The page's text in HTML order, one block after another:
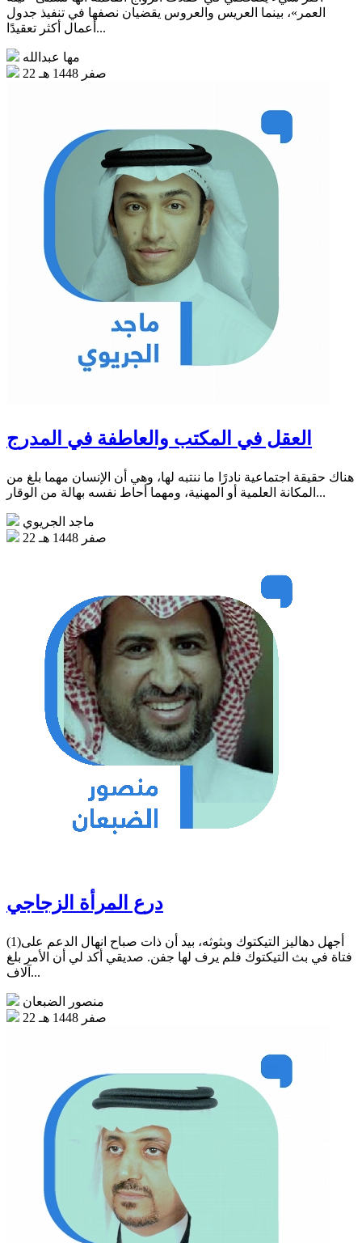
العمر»، بينما العريس والعروس يقضيان نصفها في تنفيذ جدول
أعمال أكثر تعقيدًا...
مها عبدالله
22 صفر 1448 هـ
العقل في المكتب والعاطفة في المدرج
هناك حقيقة اجتماعية نادرًا ما ننتبه لها، وهي أن الإنسان مهما بلغ من
المكانة العلمية أو المهنية، ومهما أحاط نفسه بهالة من الوقار...
ماجد الجريوي
22 صفر 1448 هـ
درع المرأة الزجاجي
(1)أجهل دهاليز التيكتوك وبثوثه، بيد أن ذات صباح انهال الدعم على
فتاة في بث التيكتوك فلم يرف لها جفن. صديقي أكد لي أن الأمر بلغ
آلاف...
منصور الضبعان
22 صفر 1448 هـ